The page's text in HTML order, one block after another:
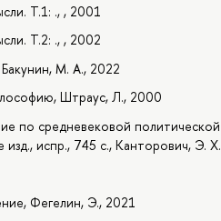
Т.1: ., , 2001
Т.2: ., , 2002
М. А., 2022
Штраус, Л., 2000
по средневековой
испр., 745 с., Канторович, Э.
Фегелин, Э., 2021